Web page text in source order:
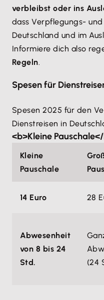
verbleibst oder ins
dass Verpflegungs-
Deutschland und im
Informiere dich also
Regeln.
Spesen für
Spesen 2025 für den
Dienstreisen in
<b>Kleine
Kleine
Pauschale
14 Euro 28
Abwesenheit
von 8 bis 24
Std.
(24